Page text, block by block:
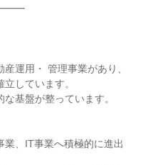
運用・ 管理事業があり、
しています。
基盤が整っています。
業、IT事業へ積極的に進出